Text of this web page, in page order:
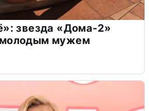
звезда «Дома-2»
молодым мужем